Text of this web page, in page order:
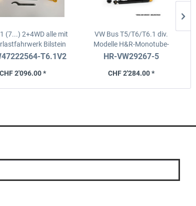
(7...) 2+4WD alle mit
Bilstein
Gewindefahrwerk
T6.1V2
CHF 2'096.00 *
VW Bus T5/T6/T6.1 div.
Modelle H&R-Monotube-
Gewindefahrwerk
HR-VW29267-5
CHF 2'284.00 *